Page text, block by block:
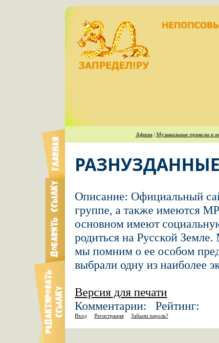
Афиша| Музыкальные приколы и
Описание: Официальный
группе, а также имеются
основном имеют
родиться на Русской
мы помним о ее особом
выбрали одну из наиболее
Версия для печати
Комментарии: Рейтинг:
Вход Регистрация Забыли пароль?